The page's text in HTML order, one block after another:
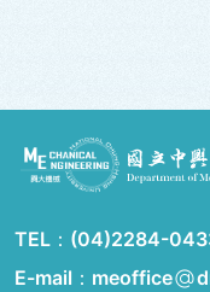
TEL： (04)2284-
E-mail：meoffice